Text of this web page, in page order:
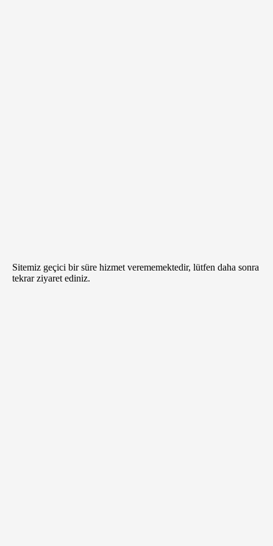
Sitemiz geçici bir süre hizmet verememektedir, lütfen daha sonra
tekrar ziyaret ediniz.